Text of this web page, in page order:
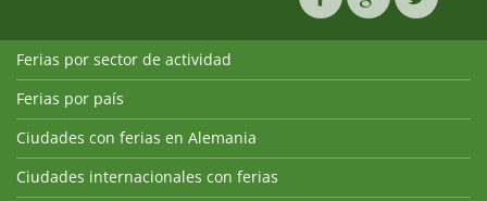
Ferias por sector de actividad
Ferias por país
Ciudades con ferias en Alemania
Ciudades internacionales con ferias